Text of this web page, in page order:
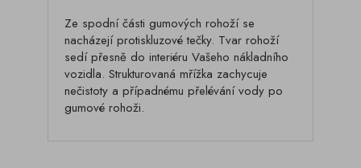
Ze spodní části gumových rohoží se
nacházejí protiskluzové tečky. Tvar rohoží
sedí přesně do interiéru Vašeho nákladního
vozidla. Strukturovaná mřížka zachycuje
nečistoty a případnému přelévání vody po
gumové rohoži.